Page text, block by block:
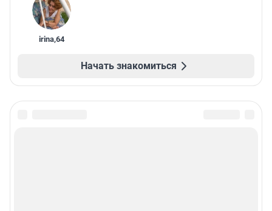
irina,64
Начать знакомиться